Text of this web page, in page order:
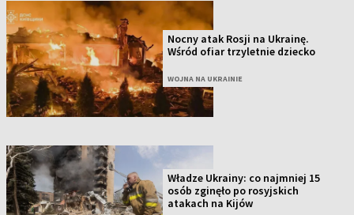
Nocny atak Rosji na Ukrainę.
Wśród ofiar trzyletnie dziecko
WOJNA NA UKRAINIE
Władze Ukrainy: co najmniej 15
osób zginęło po rosyjskich
atakach na Kijów